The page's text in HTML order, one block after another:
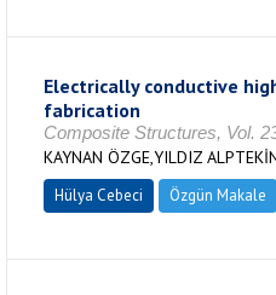
Electrically conductive
fabrication
Composite Structures, Vol.
KAYNAN ÖZGE,YILDIZ
Hülya Cebeci Özgün Makale